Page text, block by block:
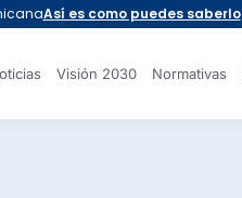
Visión 2030 Normativas